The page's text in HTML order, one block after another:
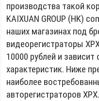
производства такой
KAIXUAN GROUP (HK)
наших магазинах под
видеорегистраторы
10000 рублей и
характеристик. Ниже
наиболее
авторегистраторов